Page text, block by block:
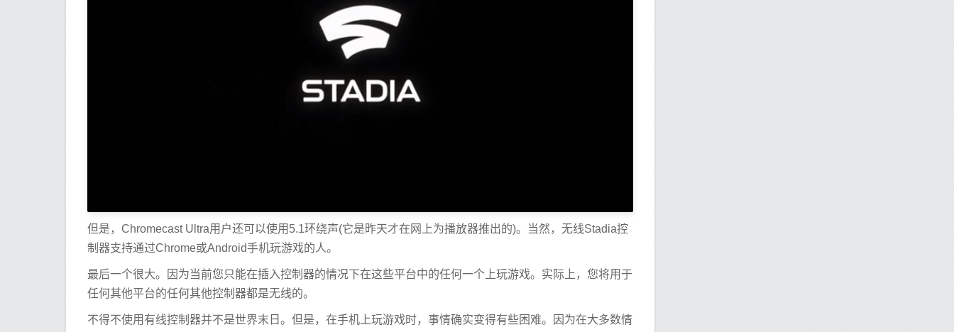
但是，Chromecast Ultra用户还可以使用5.1环绕声(它是昨天才在网上为播放器推出的)。当然，无线Stadia控
制器支持通过Chrome或Android手机玩游戏的人。
最后一个很大。因为当前您只能在插入控制器的情况下在这些平台中的任何一个上玩游戏。实际上，您将用于
任何其他平台的任何其他控制器都是无线的。
不得不使用有线控制器并不是世界末日。但是，在手机上玩游戏时，事情确实变得有些困难。因为在大多数情